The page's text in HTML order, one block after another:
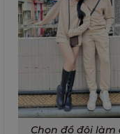
Chọn đồ đôi